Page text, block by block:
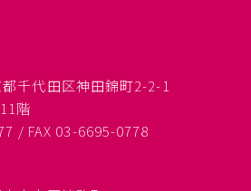
千代田区神田錦町2-2-1
階
/ FAX 03-6695-0778